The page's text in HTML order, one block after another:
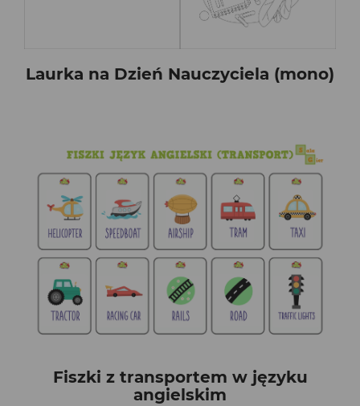
Laurka na Dzień Nauczyciela (mono)
Fiszki z transportem w języku
angielskim